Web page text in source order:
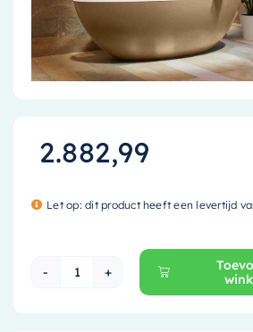
2.882,99
Let op: dit product heeft een levertijd
Mondiaz Vrijstaande